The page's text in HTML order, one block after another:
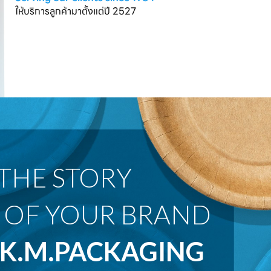
ให้บริการลูกค้ามาตั้งแต่ปี 2527
OF YOUR BRAND